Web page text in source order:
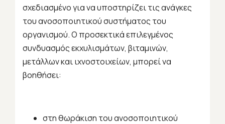
σχεδιασμένο για να υποστηρίζει τις ανάγκες
του ανοσοποιητικού συστήματος του
οργανισμού. Ο προσεκτικά επιλεγμένος
συνδυασμός εκχυλισμάτων, βιταμινών,
μετάλλων και ιχνοστοιχείων, μπορεί να
βοηθήσει:
στη θωράκιση του ανοσοποιητικού